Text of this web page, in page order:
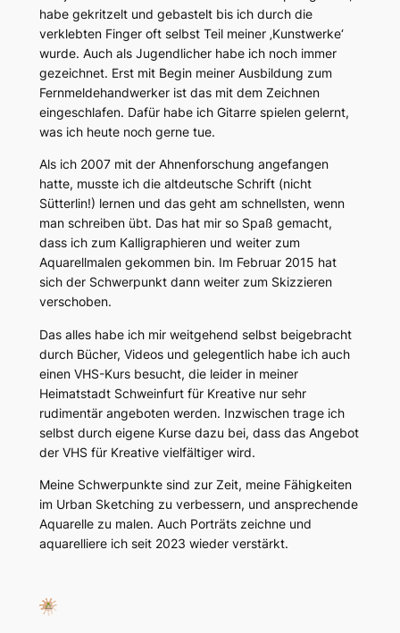
habe gekritzelt und gebastelt bis ich durch die
verklebten Finger oft selbst Teil meiner ‚Kunstwerke‘
wurde. Auch als Jugendlicher habe ich noch immer
gezeichnet. Erst mit Begin meiner Ausbildung zum
Fernmeldehandwerker ist das mit dem Zeichnen
eingeschlafen. Dafür habe ich Gitarre spielen gelernt,
was ich heute noch gerne tue.
Als ich 2007 mit der Ahnenforschung angefangen
hatte, musste ich die altdeutsche Schrift (nicht
Sütterlin!) lernen und das geht am schnellsten, wenn
man schreiben übt. Das hat mir so Spaß gemacht,
dass ich zum Kalligraphieren und weiter zum
Aquarellmalen gekommen bin. Im Februar 2015 hat
sich der Schwerpunkt dann weiter zum Skizzieren
verschoben.
Das alles habe ich mir weitgehend selbst beigebracht
durch Bücher, Videos und gelegentlich habe ich auch
einen VHS-Kurs besucht, die leider in meiner
Heimatstadt Schweinfurt für Kreative nur sehr
rudimentär angeboten werden. Inzwischen trage ich
selbst durch eigene Kurse dazu bei, dass das Angebot
der VHS für Kreative vielfältiger wird.
Meine Schwerpunkte sind zur Zeit, meine Fähigkeiten
im Urban Sketching zu verbessern, und ansprechende
Aquarelle zu malen. Auch Porträts zeichne und
aquarelliere ich seit 2023 wieder verstärkt.